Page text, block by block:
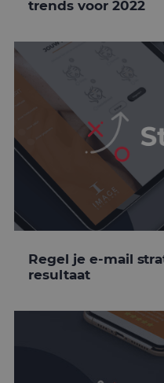
trends voor 2022
Regel je e-mail
resultaat